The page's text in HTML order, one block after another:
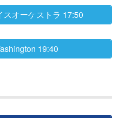
オーケストラ 17:50
19:40